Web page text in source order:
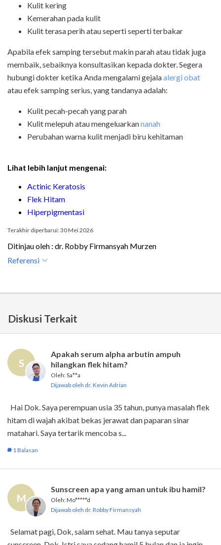
Kulit kering
Kemerahan pada kulit
Kulit terasa perih atau seperti seperti terbakar
Apabila efek samping tersebut makin parah atau tidak juga
membaik, sebaiknya konsultasikan kepada dokter. Segera
hubungi dokter ketika Anda mengalami gejalaalergi obat
atau efek samping serius, yang tandanya adalah:
Kulit pecah-pecah yang parah
Kulit melepuh atau mengeluarkannanah
Perubahan warna kulit menjadi biru kehitaman
Lihat lebih lanjut mengenai:
Actinic Keratosis
Flek Hitam
Hiperpigmentasi
Terakhir diperbarui: 30 Mei 2026